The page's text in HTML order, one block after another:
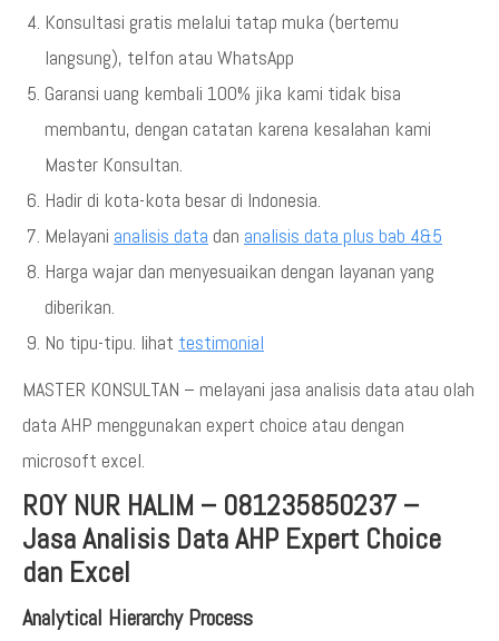
Konsultasi gratis melalui tatap muka (bertemu
langsung), telfon atau WhatsApp
Garansi uang kembali 100% jika kami tidak bisa
membantu, dengan catatan karena kesalahan kami
Master Konsultan.
Hadir di kota-kota besar di Indonesia.
Melayani analisis data dan analisis data plus bab 4&5
Harga wajar dan menyesuaikan dengan layanan yang
diberikan.
No tipu-tipu. lihat testimonial
MASTER KONSULTAN – melayani jasa analisis data atau olah
data AHP menggunakan expert choice atau dengan
microsoft excel.
ROY NUR HALIM – 081235850237 –
Jasa Analisis Data AHP Expert Choice
dan Excel
Analytical Hierarchy Process